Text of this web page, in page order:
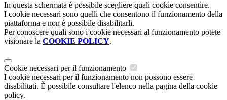
In questa schermata è possibile scegliere quali cookie consentire.
I cookie necessari sono quelli che consentono il funzionamento della
piattaforma e non è possibile disabilitarli.
Per conoscere quali sono i cookie necessari al funzionamento potete
visionare la COOKIE POLICY.
Cookie necessari per il funzionamento
I cookie necessari per il funzionamento non possono essere
disabilitati. È possibile consultare l'elenco nella pagina della cookie
policy.